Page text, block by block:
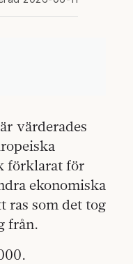
värderades
förklarat för
ekonomiska
ras som det tog
från.